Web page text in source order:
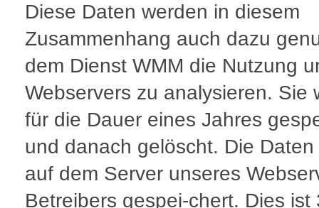
Diese Daten werden in diesem
Zusammenhang auch dazu
dem Dienst WMM die Nutzung
Webservers zu analysieren. Sie
für die Dauer eines Jahres
und danach gelöscht. Die
auf dem Server unseres
Betreibers gespei-chert. Dies ist